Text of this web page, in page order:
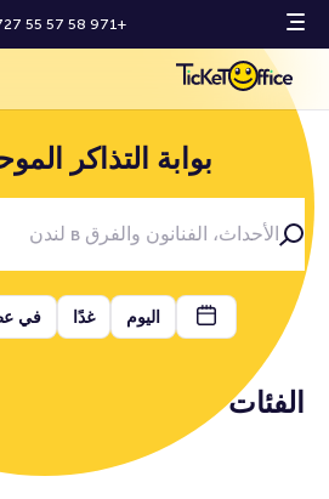
+971 58 57 55 727
بوابة التذاكر
اليوم غدًا في
الفئات